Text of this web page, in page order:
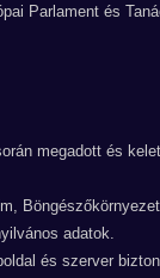
Parlament és
megadott és
adatok.
és szerver